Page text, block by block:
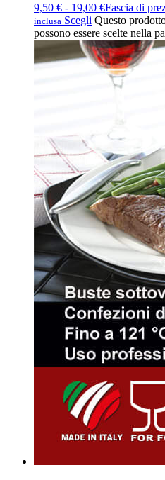
9,50 € - 19,00 €Fascia di
inclusa Scegli Questo
possono essere scelte nella